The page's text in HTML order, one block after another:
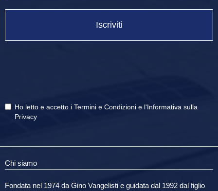
Iscriviti
Ho letto e accetto i Termini e Condizioni e l'Informativa sulla
Privacy
Chi siamo
Fondata nel 1974 da Gino Vangelisti e guidata dal 1992 dal figlio